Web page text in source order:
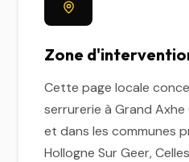
Zone
Cette page locale
serrurerie à Grand
et dans les communes
Hollogne Sur Geer,